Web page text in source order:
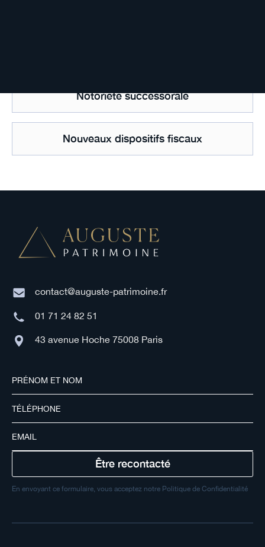
Notoriété successorale
Nouveaux dispositifs fiscaux
contact@auguste-patrimoine.fr
01 71 24 82 51
43 avenue Hoche 75008 Paris
En envoyant ce formulaire, vous acceptez notre Politique de Confidentialité